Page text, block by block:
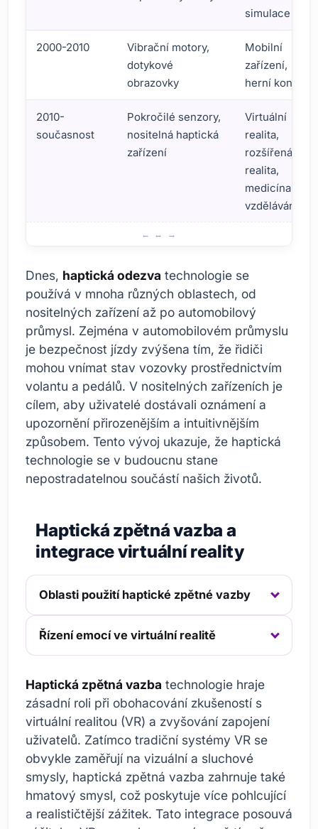
simulace
2000-2010
Vibrační motory,
dotykové
obrazovky
Mobilní
zařízení,
herní konzole
2010-
současnost
Pokročilé senzory,
nositelná haptická
zařízení
Virtuální
realita,
rozšířená
realita,
medicína,
vzdělávání
Dnes, haptická odezva technologie se
používá v mnoha různých oblastech, od
nositelných zařízení až po automobilový
průmysl. Zejména v automobilovém průmyslu
je bezpečnost jízdy zvýšena tím, že řidiči
mohou vnímat stav vozovky prostřednictvím
volantu a pedálů. V nositelných zařízeních je
cílem, aby uživatelé dostávali oznámení a
upozornění přirozenějším a intuitivnějším
způsobem. Tento vývoj ukazuje, že haptická
technologie se v budoucnu stane
nepostradatelnou součástí našich životů.
Haptická zpětná vazba a
integrace virtuální reality
Oblasti použití haptické zpětné vazby
Řízení emocí ve virtuální realitě
Haptická zpětná vazba technologie hraje
zásadní roli při obohacování zkušeností s
virtuální realitou (VR) a zvyšování zapojení
uživatelů. Zatímco tradiční systémy VR se
obvykle zaměřují na vizuální a sluchové
smysly, haptická zpětná vazba zahrnuje také
hmatový smysl, což poskytuje více pohlcující
a realističtější zážitek. Tato integrace posouvá